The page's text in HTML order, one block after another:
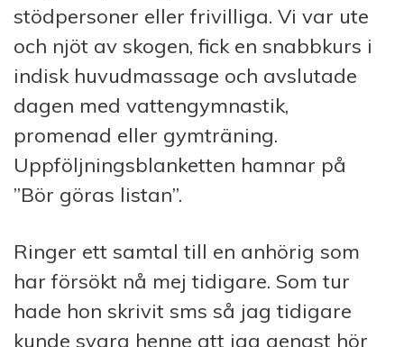
stödpersoner eller frivilliga. Vi var ute
och njöt av skogen, fick en snabbkurs i
indisk huvudmassage och avslutade
dagen med vattengymnastik,
promenad eller gymträning.
Uppföljningsblanketten hamnar på
”Bör göras listan”.
Ringer ett samtal till en anhörig som
har försökt nå mej tidigare. Som tur
hade hon skrivit sms så jag tidigare
kunde svara henne att jag genast hör